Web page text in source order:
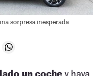
sorpresa inesperada.
un coche y haya